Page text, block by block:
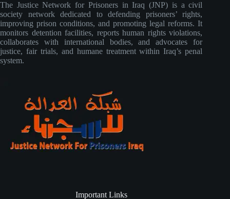
The Justice Network for Prisoners in Iraq (JNP) is a civil
society network dedicated to defending prisoners’ rights,
improving prison conditions, and promoting legal reforms. It
monitors detention facilities, reports human rights violations,
collaborates with international bodies, and advocates for
justice, fair trials, and humane treatment within Iraq’s penal
system.
Important Links